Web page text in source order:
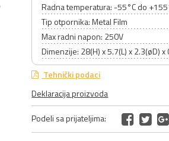
Radna temperatura: -55°C do
Tip otpornika: Metal Film
Max radni napon: 250V
Dimenzije: 28(H) x 5.7(L) x 2.3(øD)
Tehnički podaci
Deklaracija proizvoda
Podeli sa prijateljima: